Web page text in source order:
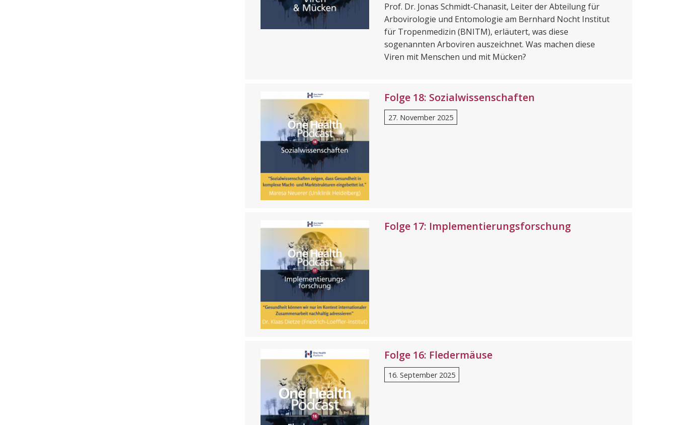
Prof. Dr. Jonas Schmidt-Chanasit, Leiter der Abteilung für
Arbovirologie und Entomologie am Bernhard Nocht Institut
für Tropenmedizin (BNITM), erläutert, was diese
sogenannten Arboviren auszeichnet. Was machen diese
Viren mit Menschen und mit Mücken?
Folge 18: Sozialwissenschaften
27. November 2025
Folge 17: Implementierungsforschung
Folge 16: Fledermäuse
16. September 2025